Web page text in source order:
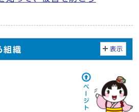
組織 表示